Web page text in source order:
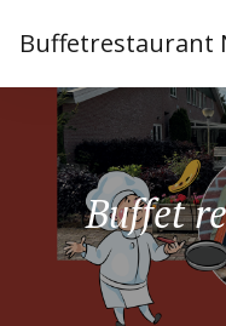
Buffetrestaurant
Buffet